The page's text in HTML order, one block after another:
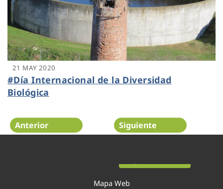
21 MAY 2020
#Día Internacional de la Diversidad
Biológica
Anterior Siguiente
Mapa Web